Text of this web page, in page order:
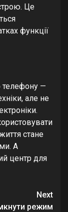
Це
функції
телефону —
але не
стане
А
центр для
Next
режим